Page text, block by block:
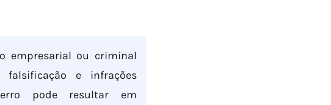
empresarial ou criminal
e infrações
pode resultar em